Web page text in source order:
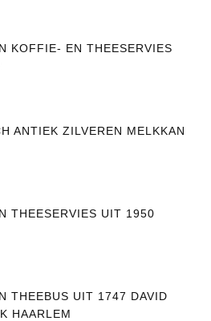
KOFFIE- EN THEESERVIES
ANTIEK ZILVEREN MELKKAN
THEESERVIES UIT 1950
THEEBUS UIT 1747 DAVID
HAARLEM